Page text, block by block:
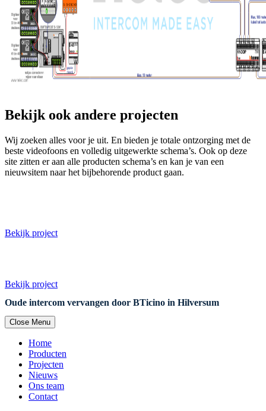
Bekijk ook andere projecten
Wij zoeken alles voor je uit. En bieden je totale ontzorging met de
beste videofoons en volledig uitgewerkte schema’s. Ook op deze
site zitten er aan alle producten schema’s en kan je van een
nieuwsitem naar het bijbehorende product gaan.
Bekijk project
Bekijk project
Oude intercom vervangen door BTicino in Hilversum
Close Menu
Home
Producten
Projecten
Nieuws
Ons team
Contact